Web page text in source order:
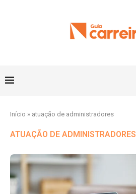
Início » atuação de administradores
ATUAÇÃO DE ADMINISTRADORES